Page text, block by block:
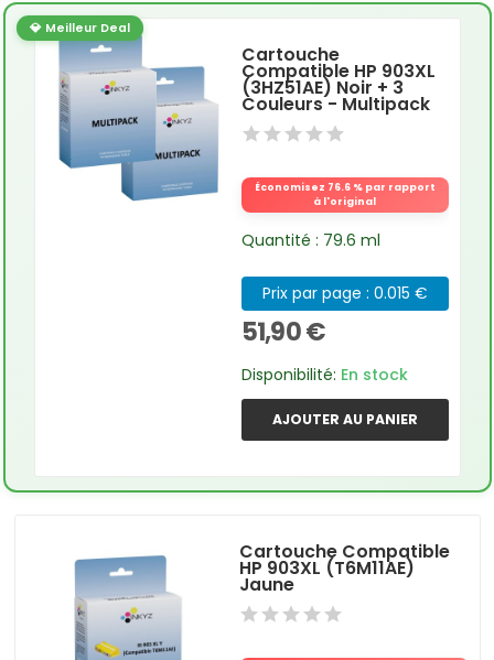
💎 Meilleur Deal
Cartouche
Compatible HP 903XL
(3HZ51AE) Noir + 3
Couleurs - Multipack
Économisez 76.6 % par rapport
à l'original
Quantité : 79.6 ml
Prix par page : 0.015 €
51,90 €
Disponibilité: En stock
AJOUTER AU PANIER
Cartouche Compatible
HP 903XL (T6M11AE)
Jaune